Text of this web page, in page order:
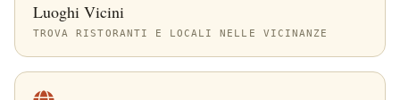
Luoghi Vicini
TROVA RISTORANTI E LOCALI NELLE VICINANZE